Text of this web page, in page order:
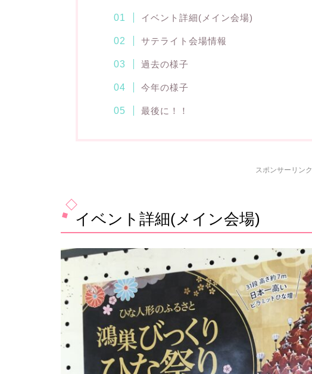
イベント詳細(メイン会場)
サテライト会場情報
過去の様子
今年の様子
最後に！！
スポンサーリンク
イベント詳細(メイン会場)